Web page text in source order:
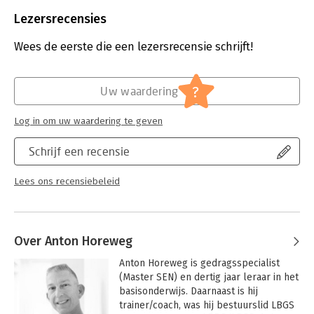
Uitgever:
Verschijningsdatum:
6-3-2024
Lezersrecensies
Wees de eerste die een lezersrecensie schrijft!
Schrijf een recensie
Lees ons recensiebeleid
Uw waardering ?
Log in om uw waardering te geven
Over Anton Horeweg
Anton Horeweg is gedragsspecialist
(Master SEN) en dertig jaar leraar in het
basisonderwijs. Daarnaast is hij
trainer/coach, was hij bestuurslid LBGS